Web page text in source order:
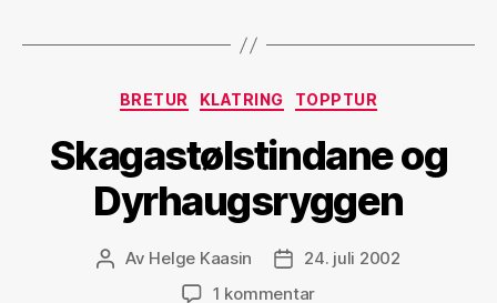
Kategorier
BRETUR KLATRING TOPPTUR
Skagastølstindane og
Dyrhaugsryggen
Innleggsforfatter
Av Helge Kaasin Publiseringsdato
24. juli 2002
1 kommentartil